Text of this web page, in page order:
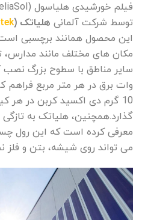
توسط شرکت آلمانی هلیاتک (
این محصول همانند برچسبی
مکان های مختلف مانند مدارس،
وات برق در هر متر مربع فراهم
10 گرم دی اکسید کربن در هر
گذارد.
معرفی کرده است که این رول
می تواند روی شیشه، بتن و